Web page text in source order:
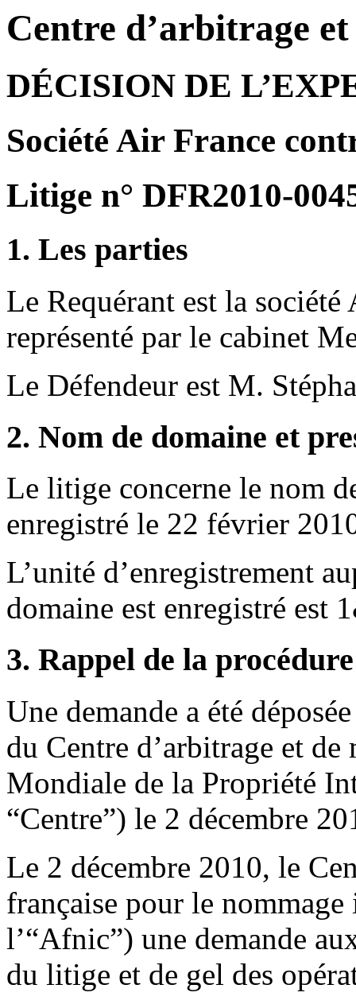
Centre d’arbitrage
DÉCISION DE
Société Air France
Litige n° DFR2010-
1. Les parties
Le Requérant est la
représenté par le cabinet
Le Défendeur est M.
2. Nom de domaine et
Le litige concerne le nom
enregistré le 22 février
L’unité d’enregistrement
domaine est enregistré est
3. Rappel de la procédure
Une demande a été
du Centre d’arbitrage et
Mondiale de la Propriété
“Centre”) le 2 décembre
Le 2 décembre 2010, le
française pour le
l’“Afnic”) une demande
du litige et de gel des